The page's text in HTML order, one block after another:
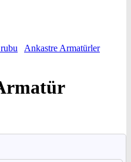
Ankastre Armatürler